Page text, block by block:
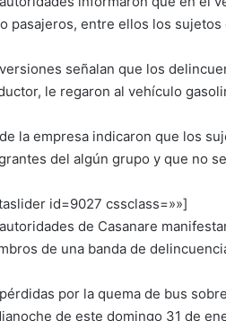
pasajeros, entre ellos los
señalan que los
le regaron al vehículo
la empresa indicaron que los
del algún grupo y que no
id=9027 cssclass=»»]
de Casanare
de una banda de
por la quema de bus
de este domingo 31 de